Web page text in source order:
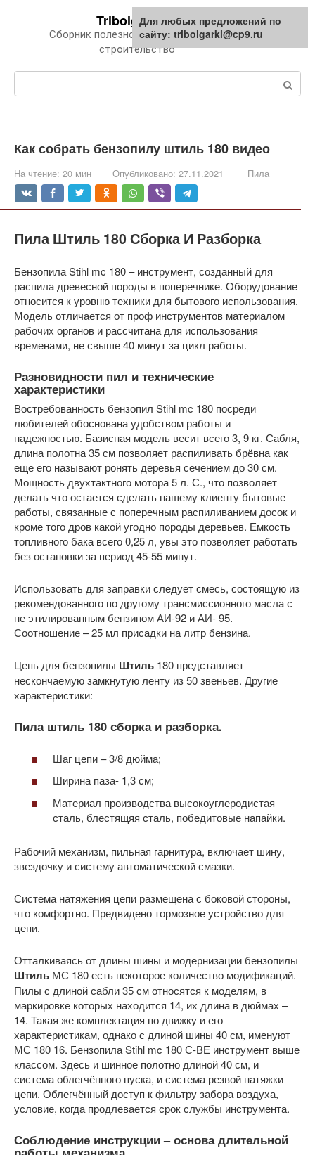
Tribolgarki.ru
Сборник полезной информации про
строительство
Как собрать бензопилу штиль 180 видео
На чтение: 20 мин Опубликовано: 27.11.2021 Пила
Пила Штиль 180 Сборка И Разборка
Бензопила Stihl mc 180 – инструмент, созданный для
распила древесной породы в поперечнике. Оборудование
относится к уровню техники для бытового использования.
Модель отличается от проф инструментов материалом
рабочих органов и рассчитана для использования
временами, не свыше 40 минут за цикл работы.
Разновидности пил и технические
характеристики
Востребованность бензопил Stihl mc 180 посреди
любителей обоснована удобством работы и
надежностью. Базисная модель весит всего 3, 9 кг. Сабля,
длина полотна 35 см позволяет распиливать брёвна как
еще его называют ронять деревья сечением до 30 см.
Мощность двухтактного мотора 5 л. С., что позволяет
делать что остается сделать нашему клиенту бытовые
работы, связанные с поперечным распиливанием досок и
кроме того дров какой угодно породы деревьев. Емкость
топливного бака всего 0,25 л, увы это позволяет работать
без остановки за период 45-55 минут.
Использовать для заправки следует смесь, состоящую из
рекомендованного по другому трансмиссионного масла с
не этилированным бензином АИ-92 и АИ- 95.
Соотношение – 25 мл присадки на литр бензина.
Цепь для бензопилы Штиль 180 представляет
нескончаемую замкнутую ленту из 50 звеньев. Другие
характеристики:
Пила штиль 180 сборка и разборка.
Шаг цепи – 3/8 дюйма;
Ширина паза- 1,3 см;
Материал производства высокоуглеродистая
сталь, блестящяя сталь, победитовые напайки.
Рабочий механизм, пильная гарнитура, включает шину,
звездочку и систему автоматической смазки.
Система натяжения цепи размещена с боковой стороны,
что комфортно. Предвидено тормозное устройство для
цепи.
Отталкиваясь от длины шины и модернизации бензопилы
Штиль МС 180 есть некоторое количество модификаций.
Пилы с длиной сабли 35 см относятся к моделям, в
маркировке которых находится 14, их длина в дюймах –
14. Такая же комплектация по движку и его
характеристикам, однако с длиной шины 40 см, именуют
МС 180 16. Бензопила Stihl mc 180 С-ВЕ инструмент выше
классом. Здесь и шинное полотно длиной 40 см, и
система облегчённого пуска, и система резвой натяжки
цепи. Облегчённый доступ к фильтру забора воздуха,
условие, когда продлевается срок службы инструмента.
Соблюдение инструкции – основа длительной
Для любых предложений по
сайту: tribolgarki@cp9.ru